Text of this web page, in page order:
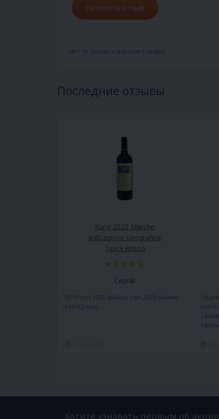
Написать отзыв
Нет отзывов о данном товаре.
Последние отзывы
Kurni 2023 Marche
Indicazione Geografica
Tipica Rosso
Сергій
2019 топ 2022 майже топ 2023 майже
топ Краще ..
Хотите узнавать первым об